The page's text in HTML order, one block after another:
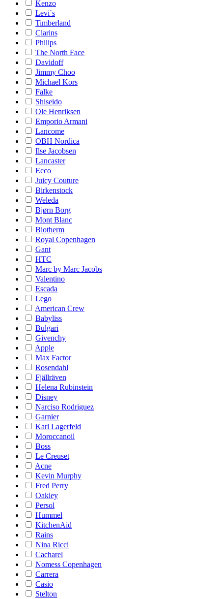
Kenzo
Levi´s
Timberland
Clarins
Philips
The North Face
Davidoff
Jimmy Choo
Michael Kors
Falke
Shiseido
Ole Henriksen
Emporio Armani
Lancome
OBH Nordica
Ilse Jacobsen
Lancaster
Ecco
Juicy Couture
Birkenstock
Weleda
Bjørn Borg
Mont Blanc
Biotherm
Royal Copenhagen
Gant
HTC
Marc by Marc Jacobs
Valentino
Escada
Lego
American Crew
Babyliss
Bulgari
Givenchy
Apple
Max Factor
Rosendahl
Fjällräven
Helena Rubinstein
Disney
Narciso Rodriguez
Garnier
Karl Lagerfeld
Moroccanoil
Boss
Le Creuset
Acne
Kevin Murphy
Fred Perry
Oakley
Persol
Hummel
KitchenAid
Rains
Nina Ricci
Cacharel
Nomess Copenhagen
Carrera
Casio
Stelton